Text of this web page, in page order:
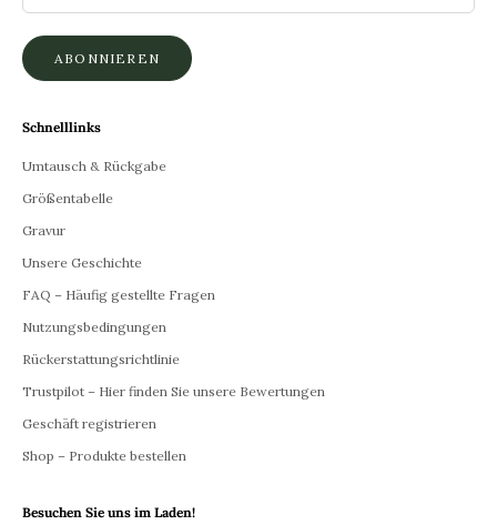
ABONNIEREN
Schnelllinks
Umtausch & Rückgabe
Größentabelle
Gravur
Unsere Geschichte
FAQ – Häufig gestellte Fragen
Nutzungsbedingungen
Rückerstattungsrichtlinie
Trustpilot – Hier finden Sie unsere Bewertungen
Geschäft registrieren
Shop – Produkte bestellen
Besuchen Sie uns im Laden!